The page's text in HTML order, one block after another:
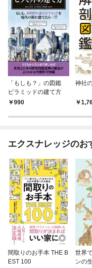
「もしも？」の図鑑
ピラミッドの建て方
990
神社
エクスナレッジのお
間取りのお手本 THE B
EST 100
世界
ンの